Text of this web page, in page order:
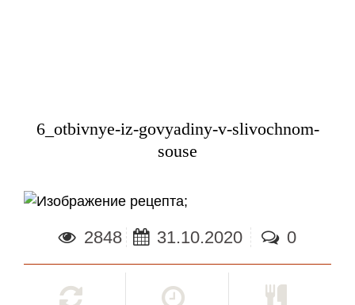
6_otbivnye-iz-govyadiny-v-slivochnom-
souse
;
2848 31.10.2020 0